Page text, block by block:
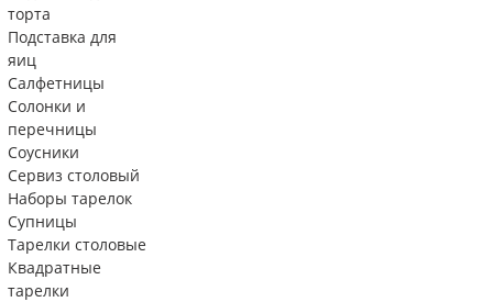
торта
Подставка для
яиц
Салфетницы
Солонки и
перечницы
Соусники
Сервиз столовый
Наборы тарелок
Супницы
Тарелки столовые
Квадратные
тарелки